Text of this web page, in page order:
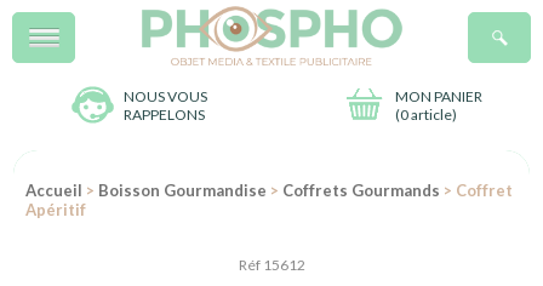
NOUS VOUS
RAPPELONS
MON PANIER
(0 article)
Menu
Accueil > Boisson Gourmandise > Coffrets Gourmands > Coffret
Apéritif
Réf 15612